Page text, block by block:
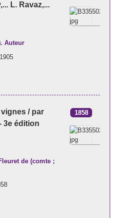
L. Ravaz,...
Auteur
/ par
3e édition
1858
de (comte ;